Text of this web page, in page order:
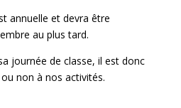
annuelle et devra être
au plus tard.
journée de classe, il est donc
non à nos activités.